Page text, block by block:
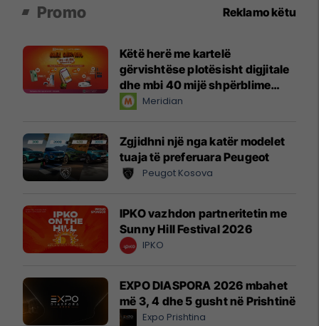
Promo Reklamo këtu
Këtë herë me kartelë
gërvishtëse plotësisht digjitale
dhe mbi 40 mijë shpërblime
instant!Meridian
Zgjidhni një nga katër modelet
tuaja të preferuara Peugeot
Peugot Kosova
IPKO vazhdon partneritetin me
Sunny Hill Festival 2026
IPKO
EXPO DIASPORA 2026 mbahet
më 3, 4 dhe 5 gusht në Prishtinë
Expo Prishtina